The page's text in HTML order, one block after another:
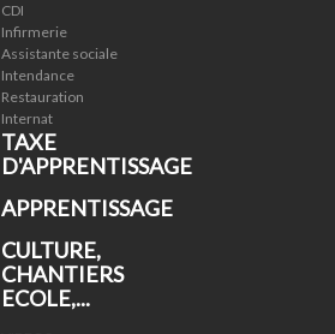
CDI
Infirmerie
Assistante sociale
Intendance
Restauration
Internat
TAXE
D'APPRENTISSAGE
APPRENTISSAGE
CULTURE,
CHANTIERS
ECOLE,...